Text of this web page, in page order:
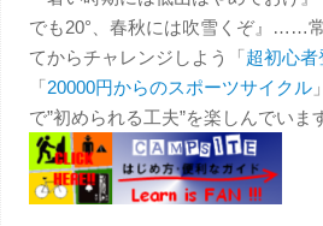
でも20°、春秋には吹雪くぞ』……
てからチャレンジしよう「超初心者
「20000円からのスポーツサイクル
で”初められる工夫”を楽しんでいま